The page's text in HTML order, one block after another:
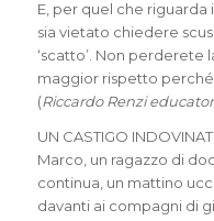
E, per quel che riguarda
sia vietato chiedere
‘scatto’. Non perderete
maggior rispetto perché
(Riccardo Renzi
UN CASTIGO
Marco, un ragazzo di
continua, un mattino
davanti ai compagni di